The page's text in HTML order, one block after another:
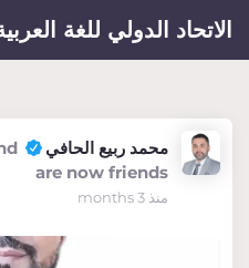
الاتحاد الدولي للغة
محمد ربيع الحافي and
are now friends
منذ 3 months